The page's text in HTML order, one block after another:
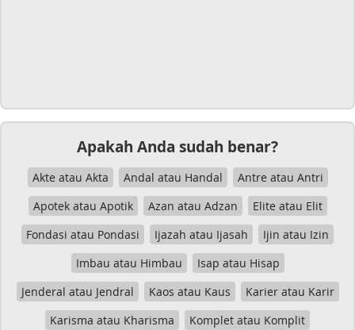
Apakah Anda sudah benar?
Akte atau Akta Andal atau Handal
Antre atau Antri
Apotek atau Apotik
Azan atau Adzan
Elite atau Elit
Fondasi atau Pondasi
Ijazah atau Ijasah
Ijin atau Izin
Imbau atau Himbau
Isap atau Hisap
Jenderal atau Jendral
Kaos atau Kaus
Karier atau Karir
Karisma atau Kharisma
Komplet atau Komplit